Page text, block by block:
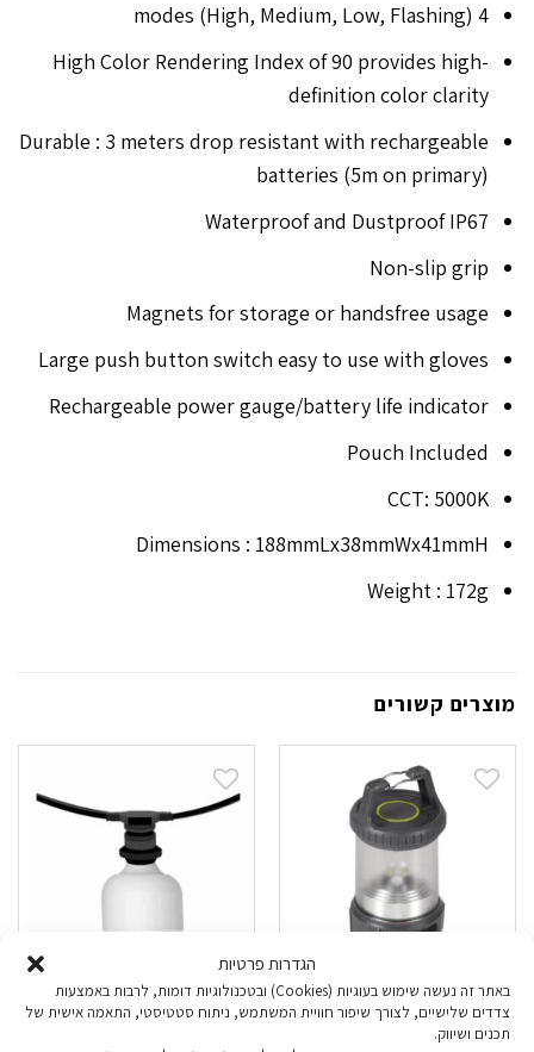
הגדרות פרטיות
באתר זה נעשה שימוש בעוגיות (Cookies) ובטכנולוגיות דומות, לרבות באמצעות
צדדים שלישיים, לצורך שיפור חוויית המשתמש, ניתוח סטטיסטי, התאמה אישית של
תכנים ושיווק.
4 modes (High, Medium, Low, Flashing)
High Color Rendering Index of 90 provides high-
definition color clarity
Durable : 3 meters drop resistant with rechargeable
batteries (5m on primary)
Waterproof and Dustproof IP67
Non-slip grip
Magnets for storage or handsfree usage
Large push button switch easy to use with gloves
Rechargeable power gauge/battery life indicator
Pouch Included
CCT: 5000K
Dimensions : 188mmLx38mmWx41mmH
Weight : 172g
מוצרים קשורים